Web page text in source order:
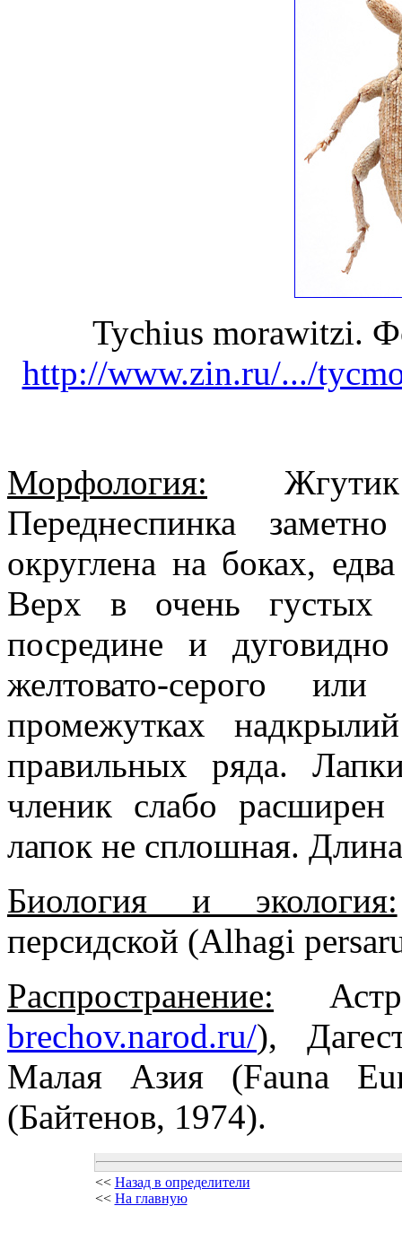
Tychius morawitzi.
http://www.zin.ru/.../
Морфология: Жгутик
Переднеспинка
округлена на боках,
Верх в очень густых
посредине и
желтовато-серого
промежутках
правильных ряда.
членик слабо
лапок не сплошная.
Биология и экология:
персидской (Alhagi
Распространение:
brechov.narod.ru/),
Малая Азия (Fauna
(Байтенов, 1974).
<< Назад в определители
<< На главную